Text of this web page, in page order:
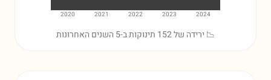
2024
2023
2022
2021
2020
📉 ירידה של 152 תינוקות ב-5 השנים האחרונות